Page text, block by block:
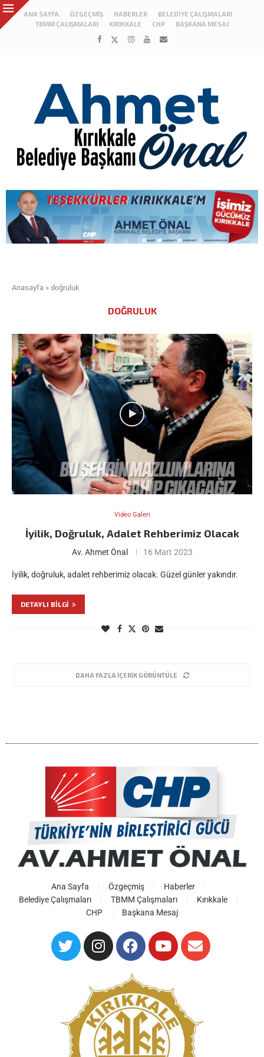
ANA SAYFA ÖZGEÇMIŞ HABERLER
BELEDIYE ÇALIŞMALARI
TBMM ÇALIŞMALARI
KIRIKKALE CHP BAŞKANA MESAJ
Anasayfa » doğruluk
DOĞRULUK
Video Galeri
İyilik, Doğruluk, Adalet Rehberimiz Olacak
Av. Ahmet Önal 16 Mart 2023
İyilik, doğruluk, adalet rehberimiz olacak. Güzel günler yakındır.
DETAYLI BILGI
DAHA FAZLA İÇERIK GÖRÜNTÜLE
Ana Sayfa Özgeçmiş
Haberler
Belediye Çalışmaları
TBMM Çalışmaları
Kırıkkale
CHP
Başkana Mesaj